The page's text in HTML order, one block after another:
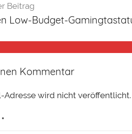
Beitrag
Low-Budget-
Kommentar
Adresse wird nicht veröffentlicht.
*